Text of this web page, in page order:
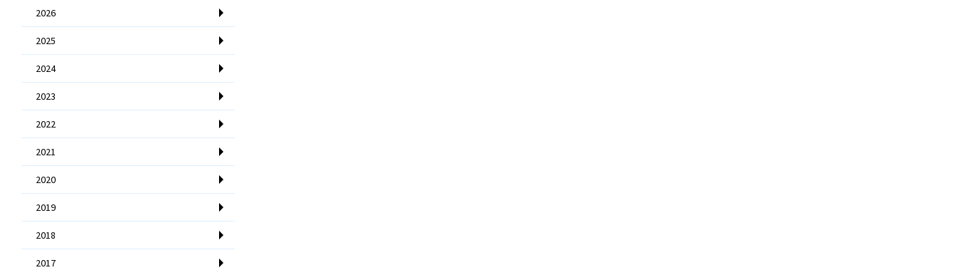
2026
2025
2024
2023
2022
2021
2020
2019
2018
2017